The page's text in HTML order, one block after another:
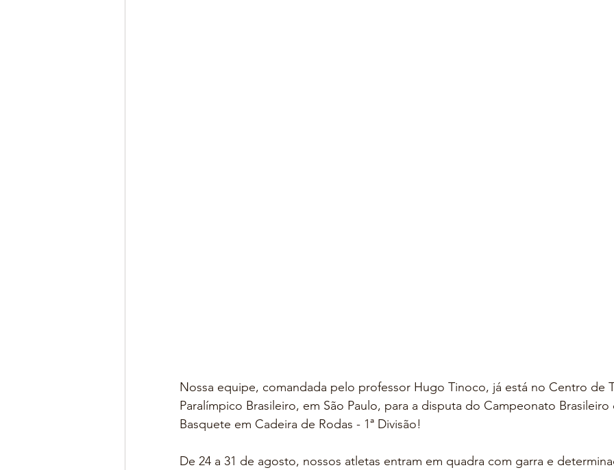
Nossa equipe, comandada pelo professor Hugo Tinoco, já está no Centro de
Paralímpico Brasileiro, em São Paulo, para a disputa do Campeonato
Basquete em Cadeira de Rodas - 1ª Divisão!
De 24 a 31 de agosto, nossos atletas entram em quadra com garra e